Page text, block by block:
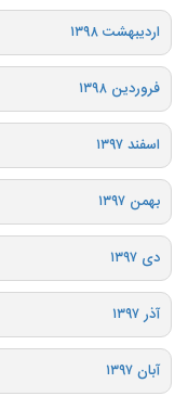
اردیبهشت ۱۳۹۸
فروردین ۱۳۹۸
اسفند ۱۳۹۷
بهمن ۱۳۹۷
دی ۱۳۹۷
آذر ۱۳۹۷
آبان ۱۳۹۷